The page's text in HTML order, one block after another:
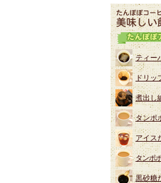
ティー
ドリッ
煮出し
タンポ
アイス
タンポ
黒砂糖